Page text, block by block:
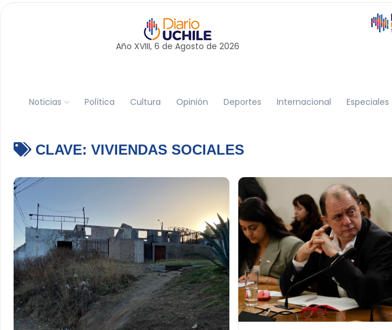
Año XVIII, 6 de Agosto de 2026
Noticias Política Cultura Opinión Deportes Internacional Especiales
CLAVE: VIVIENDAS SOCIALES